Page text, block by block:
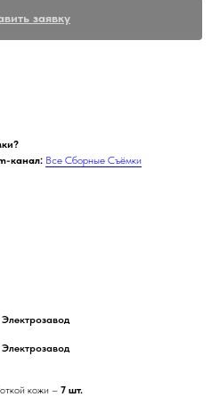
заявку
канал: Все Сборные Съёмки
кожи – 7 шт.